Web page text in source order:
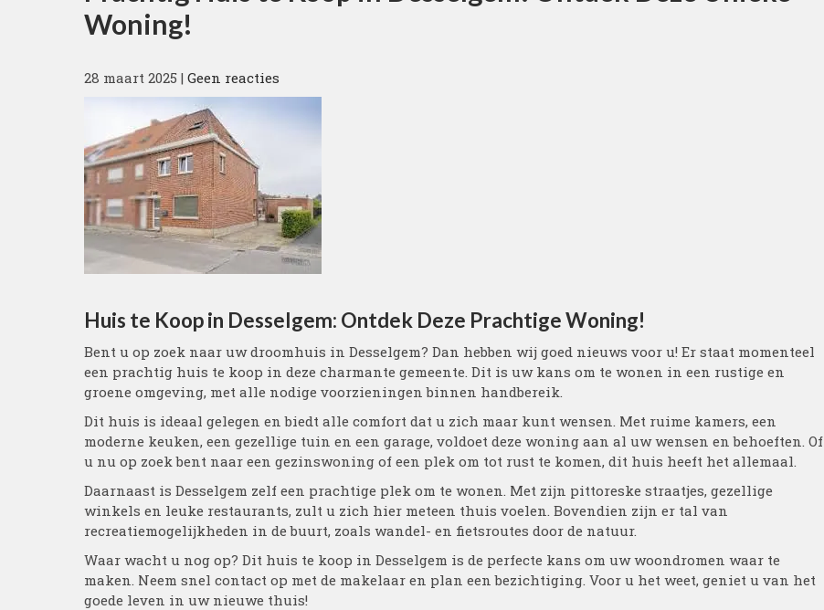
Woning!
28 maart 2025 | Geen reacties
Huis te Koop in Desselgem: Ontdek Deze Prachtige Woning!
Bent u op zoek naar uw droomhuis in Desselgem? Dan hebben wij goed nieuws voor u! Er staat momenteel
een prachtig huis te koop in deze charmante gemeente. Dit is uw kans om te wonen in een rustige en
groene omgeving, met alle nodige voorzieningen binnen handbereik.
Dit huis is ideaal gelegen en biedt alle comfort dat u zich maar kunt wensen. Met ruime kamers, een
moderne keuken, een gezellige tuin en een garage, voldoet deze woning aan al uw wensen en behoeften. Of
u nu op zoek bent naar een gezinswoning of een plek om tot rust te komen, dit huis heeft het allemaal.
Daarnaast is Desselgem zelf een prachtige plek om te wonen. Met zijn pittoreske straatjes, gezellige
winkels en leuke restaurants, zult u zich hier meteen thuis voelen. Bovendien zijn er tal van
recreatiemogelijkheden in de buurt, zoals wandel- en fietsroutes door de natuur.
Waar wacht u nog op? Dit huis te koop in Desselgem is de perfecte kans om uw woondromen waar te
maken. Neem snel contact op met de makelaar en plan een bezichtiging. Voor u het weet, geniet u van het
goede leven in uw nieuwe thuis!